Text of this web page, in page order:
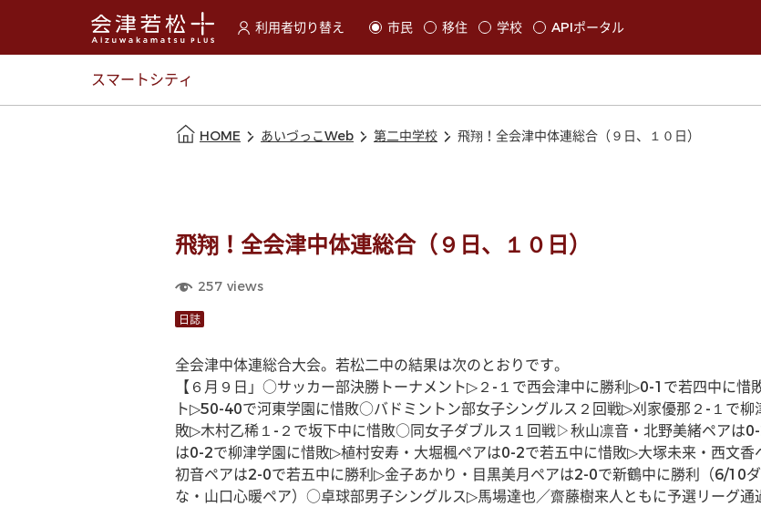
利用者切り替え
選択すると利用者の切替が発生します
市民 移住 学校 APIポータル
スマートシティ
HOME あいづっこWeb 第二中学校 飛翔！全会津中体連総合（９日、１０日）
飛翔！全会津中体連総合（９日、１０日）
257 views
日誌
全会津中体連総合大会。若松二中の結果は次のとおりです。
【６月９日」○サッカー部決勝トーナメント▷２-１で西会津中に勝利▷0-1で若四中に
ト▷50-40で河東学園に惜敗○バドミントン部女子シングルス２回戦▷刈家優那２-１で
敗▷木村乙稀１-２で坂下中に惜敗○同女子ダブルス１回戦▷秋山凛音・北野美緒ペアは
は0-2で柳津学園に惜敗▷植村安寿・大堀楓ペアは0-2で若五中に惜敗▷大塚未来・西文
初音ペアは2-0で若五中に勝利▷金子あかり・目黒美月ペアは2-0で新鶴中に勝利（6/10
な・山口心暖ペア）○卓球部男子シングルス▷馬場達也／齋藤樹来人ともに予選リーグ